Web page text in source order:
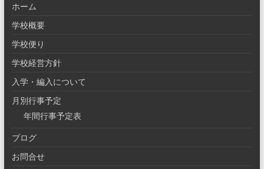
ホーム
学校概要
学校便り
学校経営方針
入学・編入について
月別行事予定
年間行事予定表
ブログ
お問合せ